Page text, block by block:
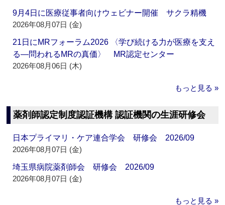
9月4日に医療従事者向けウェビナー開催 サクラ精機
2026年08月07日 (金)
21日にMRフォーラム2026 〈学び続ける力が医療を支え
る―問われるMRの真価〉 MR認定センター
2026年08月06日 (木)
もっと見る »
薬剤師認定制度認証機構 認証機関の生涯研修会
日本プライマリ・ケア連合学会 研修会 2026/09
2026年08月07日 (金)
埼玉県病院薬剤師会 研修会 2026/09
2026年08月07日 (金)
もっと見る »